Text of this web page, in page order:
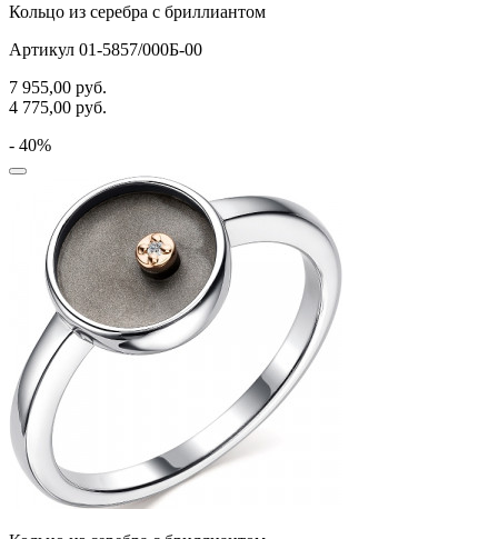
Кольцо из серебра с бриллиантом
Артикул 01-5857/000Б-00
7 955,00 руб.
4 775,00 руб.
- 40%